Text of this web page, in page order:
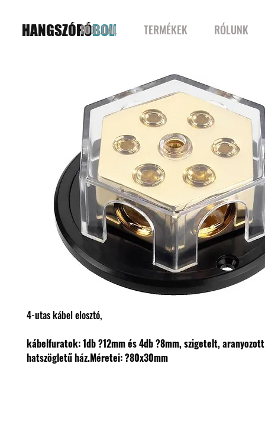
HANGSZÓRÓBOLT
FŐOLDAL TERMÉKEK RÓLUNK
4-utas kábel elosztó,
kábelfuratok: 1db ?12mm és 4db ?8mm, szigetelt,
hatszögletű ház.Méretei: ?80x30mm